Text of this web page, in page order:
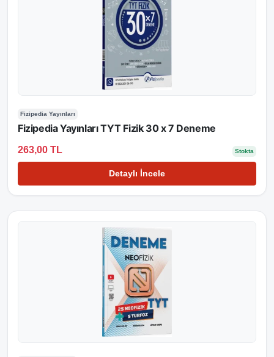
Fizipedia Yayınları
Fizipedia Yayınları TYT Fizik 30 x 7 Deneme
263,00 TL Stokta
Detaylı İncele